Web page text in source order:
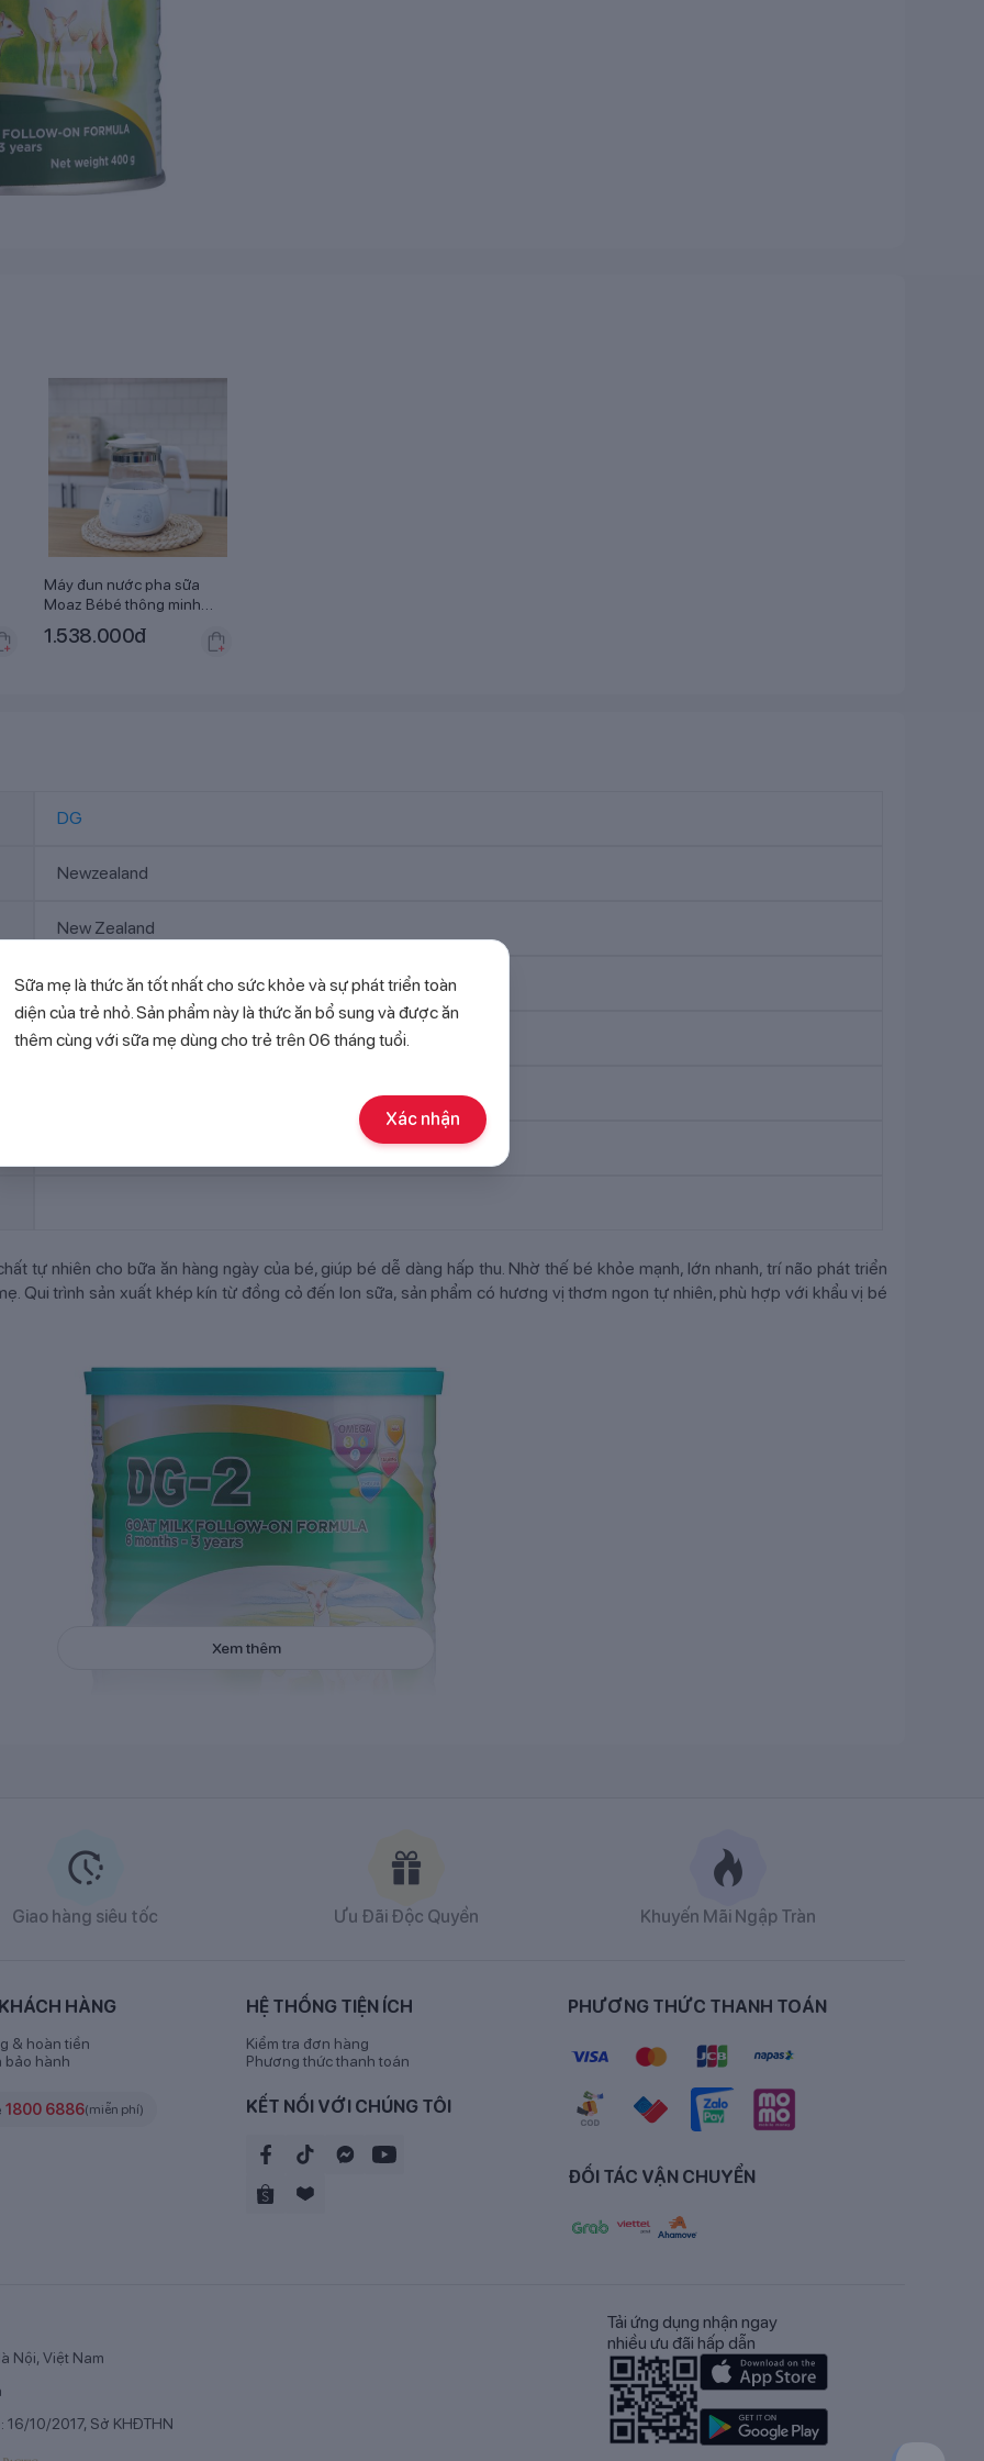
Máy đun nước pha sữa
Moaz Bébé thông minh
1.538.000đ
DG
Newzealand
New Zealand
tự nhiên cho bữa ăn hàng ngày của bé, giúp bé dễ dàng hấp thu. Nhờ thế bé khỏe mạnh, lớn nhanh, trí não phát triển
Qui trình sản xuất khép kín từ đồng cỏ đến lon sữa, sản phẩm có hương vị thơm ngon tự nhiên, phù hợp với khẩu vị bé
nhiên không qua các bước xử lý, đặc biệt có lợi cho sự phát triển toàn diện của trẻ.
được bé hấp thụ không chỉ mang tới nguồn năng lượng cần thiết mà còn hạn chế tối đa các hiện tượng nôn trớ, quấy
sản phẩm sữa bò công thức thông thường.
Xem thêm
Sữa mẹ là thức ăn tốt nhất cho sức khỏe và sự phát triển toàn
diện của trẻ nhỏ. Sản phẩm này là thức ăn bổ sung và được ăn
thêm cùng với sữa mẹ dùng cho trẻ trên 06 tháng tuổi.
Xác nhận
Giao hàng siêu tốc Ưu Đãi Độc Quyền Khuyến Mãi Ngập Tràn
HÀNG
& hoàn tiền
bảo hành
1800 6886(miễn phí)
HỆ THỐNG TIỆN ÍCH
Kiểm tra đơn hàng
Phương thức thanh toán
KẾT NỐI VỚI CHÚNG TÔI
PHƯƠNG THỨC THANH TOÁN
ĐỐI TÁC VẬN CHUYỂN
Nội, Việt Nam
10/2017, Sở KHĐTHN
Tải ứng dụng nhận ngay
nhiều ưu đãi hấp dẫn